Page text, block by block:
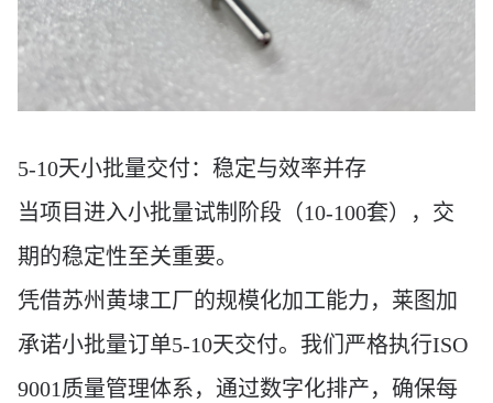
5-10天小批量交付：稳定与效率并存
当项目进入小批量试制阶段（10-100套），交
期的稳定性至关重要。
凭借苏州黄埭工厂的规模化加工能力，莱图加
承诺小批量订单5-10天交付。我们严格执行ISO
9001质量管理体系，通过数字化排产，确保每